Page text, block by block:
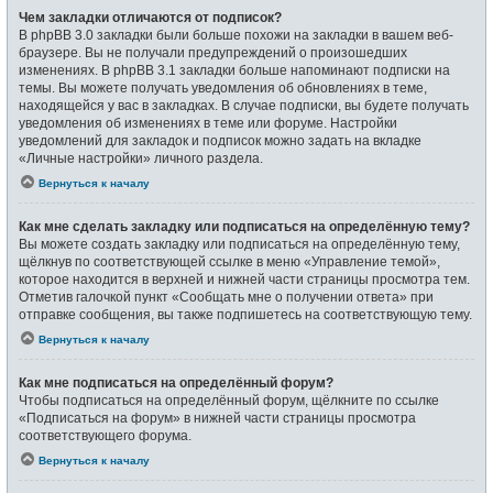
Чем закладки отличаются от подписок?
В phpBB 3.0 закладки были больше похожи на закладки в вашем веб-
браузере. Вы не получали предупреждений о произошедших
изменениях. В phpBB 3.1 закладки больше напоминают подписки на
темы. Вы можете получать уведомления об обновлениях в теме,
находящейся у вас в закладках. В случае подписки, вы будете получать
уведомления об изменениях в теме или форуме. Настройки
уведомлений для закладок и подписок можно задать на вкладке
«Личные настройки» личного раздела.
Вернуться к началу
Как мне сделать закладку или подписаться на определённую тему?
Вы можете создать закладку или подписаться на определённую тему,
щёлкнув по соответствующей ссылке в меню «Управление темой»,
которое находится в верхней и нижней части страницы просмотра тем.
Отметив галочкой пункт «Сообщать мне о получении ответа» при
отправке сообщения, вы также подпишетесь на соответствующую тему.
Вернуться к началу
Как мне подписаться на определённый форум?
Чтобы подписаться на определённый форум, щёлкните по ссылке
«Подписаться на форум» в нижней части страницы просмотра
соответствующего форума.
Вернуться к началу